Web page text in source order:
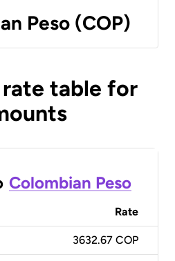
Peso (COP)
table for
Colombian Peso
Rate
3632.67 COP